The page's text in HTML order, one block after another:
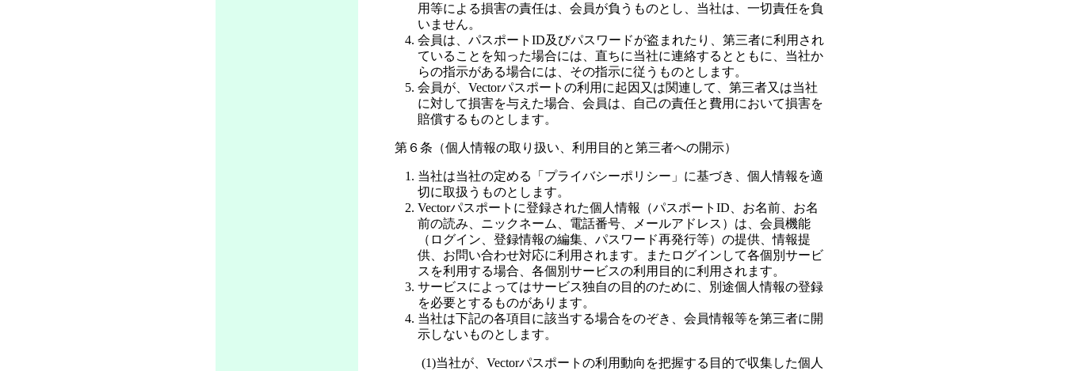
用等による損害の責任は、会員が負うものとし、当社は、一切責任を負
いません。
会員は、パスポートID及びパスワードが盗まれたり、第三者に利用され
ていることを知った場合には、直ちに当社に連絡するとともに、当社か
らの指示がある場合には、その指示に従うものとします。
会員が、Vectorパスポートの利用に起因又は関連して、第三者又は当社
に対して損害を与えた場合、会員は、自己の責任と費用において損害を
賠償するものとします。
第６条（個人情報の取り扱い、利用目的と第三者への開示）
当社は当社の定める「プライバシーポリシー」に基づき、個人情報を適
切に取扱うものとします。
Vectorパスポートに登録された個人情報（パスポートID、お名前、お名
前の読み、ニックネーム、電話番号、メールアドレス）は、会員機能
（ログイン、登録情報の編集、パスワード再発行等）の提供、情報提
供、お問い合わせ対応に利用されます。またログインして各個別サービ
スを利用する場合、各個別サービスの利用目的に利用されます。
サービスによってはサービス独自の目的のために、別途個人情報の登録
を必要とするものがあります。
当社は下記の各項目に該当する場合をのぞき、会員情報等を第三者に開
示しないものとします。
(1)当社が、Vectorパスポートの利用動向を把握する目的で収集した個人